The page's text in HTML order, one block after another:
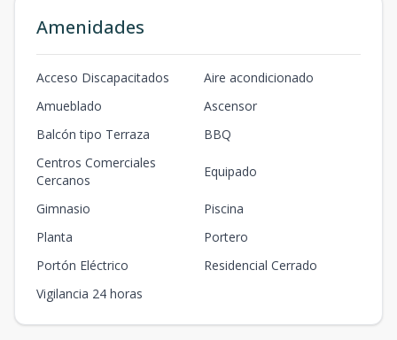
Amenidades
Acceso Discapacitados
Aire acondicionado
Amueblado
Ascensor
Balcón tipo Terraza
BBQ
Centros Comerciales
Cercanos
Equipado
Gimnasio
Piscina
Planta
Portero
Portón Eléctrico
Residencial Cerrado
Vigilancia 24 horas